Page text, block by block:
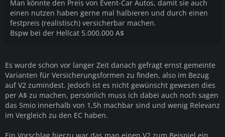
Man könnte den Preis von Event-Car Autos, damit sie auch
einen nutzen haben gerne mal halbieren und durch einen
festpreis (realistisch) versicherbar machen.
Bspw bei der Hellcat 5.000.000 A$
Es wurde schon vor langer Zeit danach gefragt ernst gemeinte
Varianten für Versicherungsformen zu finden, also im Bezug
auf V2 zumindest. Jedoch ist es nicht gewünscht gewesen dies
per A$ zu machen, persönlich muss ich dabei auch noch sagen
das 5mio innerhalb von 1,5h machbar sind und wenig Relevanz
im Vergleich zu den EC haben.